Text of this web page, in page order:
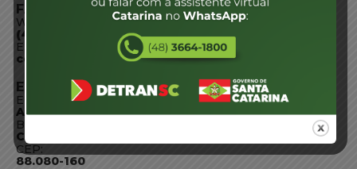
FALE CONOSCO
WhatsApp:
(48) 3664-1800
E-mail:
centraldeinformacoes@detran.sc.gov.br
ENDEREÇO
Endereço:
Av. Almirante Tamandaré - 480
Bairro:
Coqueiros, Florianópolis SC
CEP:
88.080-160